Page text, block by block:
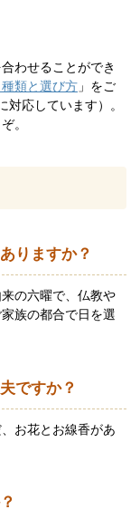
わせることができ
類と選び方 」をご
応しています）。
。
りますか？
の六曜で、仏教や
族の都合で日を選
ですか？
お花とお線香があ